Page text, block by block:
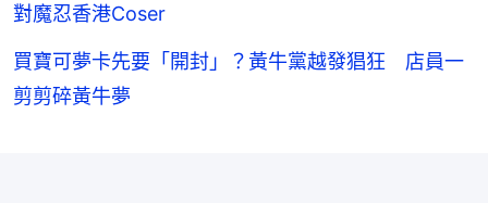
對魔忍香港Coser
買寶可夢卡先要「開封」？黃牛黨越發猖狂 店員一
剪剪碎黃牛夢